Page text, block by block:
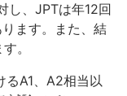
し、JPTは年12回
ます。また、結
。
るA1、A2相当以